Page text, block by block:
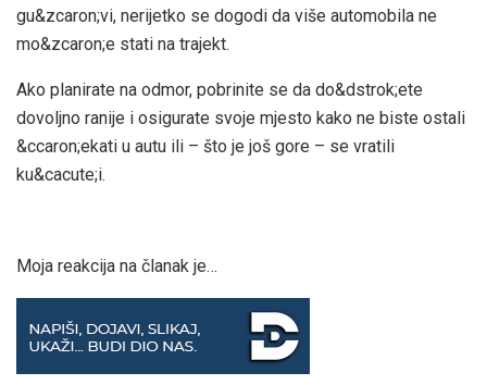
gu&zcaron;vi, nerijetko se dogodi da više automobila ne
mo&zcaron;e stati na trajekt.
Ako planirate na odmor, pobrinite se da do&dstrok;ete
dovoljno ranije i osigurate svoje mjesto kako ne biste ostali
&ccaron;ekati u autu ili – što je još gore – se vratili
ku&cacute;i.
Moja reakcija na članak je…